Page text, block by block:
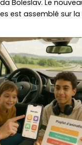
Boleslav. Le
est assemblé sur
tchèque.